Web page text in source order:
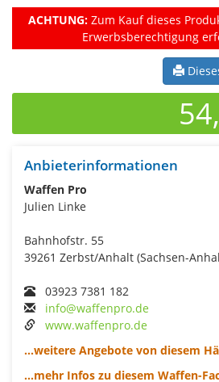
ACHTUNG:Zum Kauf dieses
Erwerbsberechtigung
Anbieterinformationen
Waffen Pro
Julien Linke
Bahnhofstr. 55
39261 Zerbst/Anhalt (Sachsen-
03923 7381 182
info@waffenpro.de
www.waffenpro.de
...weitere Angebote von diesem
...mehr Infos zu diesem Waffen-